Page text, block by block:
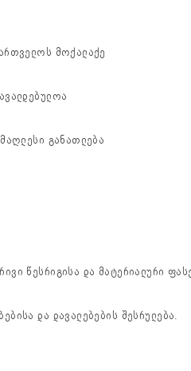
მოქალაქე
განათლება
წესრიგისა და მატერიალური
და დავალებების შესრულება.